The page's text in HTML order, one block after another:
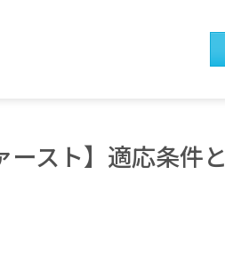
スト】適応条件と